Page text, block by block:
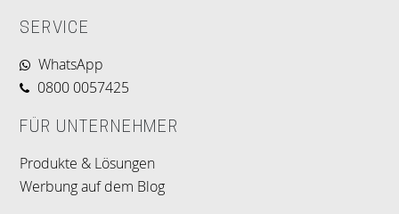
SERVICE
WhatsApp
0800 0057425
FÜR UNTERNEHMER
Produkte & Lösungen
Werbung auf dem Blog